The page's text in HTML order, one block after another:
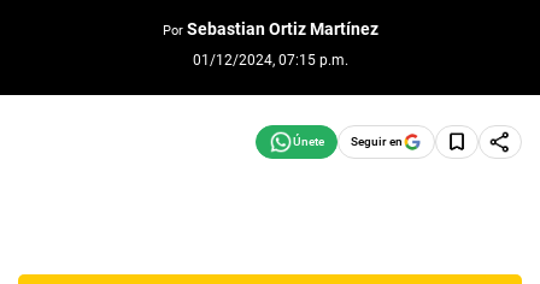
Por Sebastian Ortiz Martínez
01/12/2024, 07:15 p.m.
Seguir en